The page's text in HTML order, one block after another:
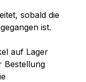
sobald die
ist.
auf Lager
Bestellung